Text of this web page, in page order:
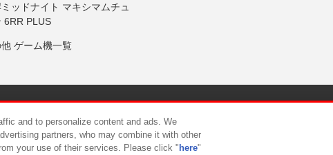
ッドナイト マキシマムチュ
6RR PLUS
ゲーム機一覧
について カスタマーハラスメント対応方針
and to personalize content and ads. We
partners, who may combine it with other
your use of their services. Please click " here"